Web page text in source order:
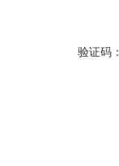
验证码：